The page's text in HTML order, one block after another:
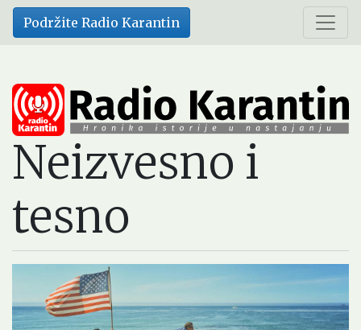
Skip
Podržite Radio Karantin
Neizvesno i
tesno